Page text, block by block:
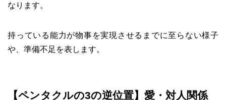
なります。
持っている能力が物事を実現させるまでに至らない様子
や、準備不足を表します。
【ペンタクルの3の逆位置】愛・対人関係